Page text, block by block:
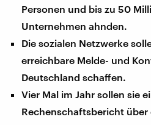
Personen und bis zu 50
Unternehmen ahnden.
Die sozialen Netzwerke
erreichbare Melde- und
Deutschland schaffen.
Vier Mal im Jahr sollen sie
Rechenschaftsbericht